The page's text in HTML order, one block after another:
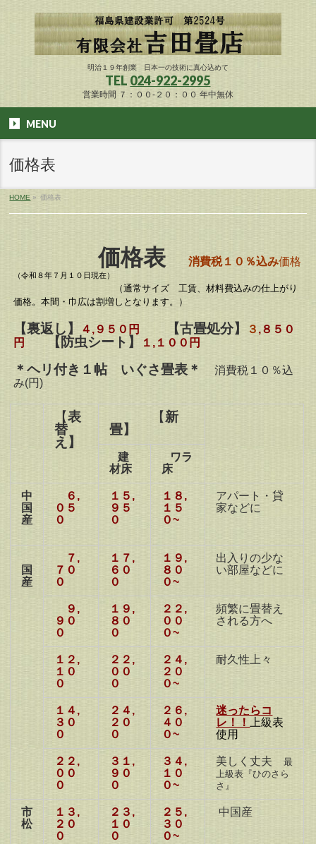
明治１９年創業 日本一の技術に真心込めて
TEL 024-922-2995
営業時間 ７：００-２０：００ 年中無休
MENU
価格表
HOME » 価格表
価格表 消費税１０％込み価格
（令和８年７月１０日現在）
（通常サイズ 工賃、材料費込みの仕上がり
価格。本間・巾広は割増しとなります。）
【裏返し】 ４,９５０円 【古畳処分】 ３ ,８５ ０
円
【防虫シート】 １,１００円
＊ヘリ付き１帖 いぐさ畳表＊消費税１０％込
み(円)
【表
替
え】
【新
畳】
建
材床
ワラ
床
中
国
産
６,
０５
０
１５,
９５
０
１８,
１５
０~
アパート・貸
家などに
国
産
７,
７０
０
１７,
６０
０
１９,
８０
０~
出入りの少な
い部屋などに
９,
９０
０
１９,
８０
０
２２,
００
０~
頻繁に畳替え
される方へ
１２,
１０
０
２２,
００
０
２４,
２０
０~
耐久性上々
１４,
３０
０
２４,
２０
０
２６,
４０
０~
迷ったらコ
レ！！
上級表
使用
２２,
００
０
３１,
９０
０
３４,
１０
０~
美しく丈夫最
上級表『ひのさら
さ』
市
松
１３,
２０
０
２３,
１０
０
２５,
３０
０~
中国産